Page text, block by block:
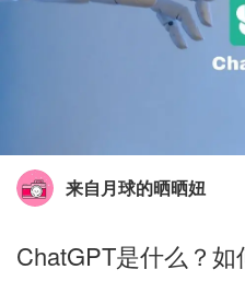
来自月球的晒晒妞
ChatGPT是什么？